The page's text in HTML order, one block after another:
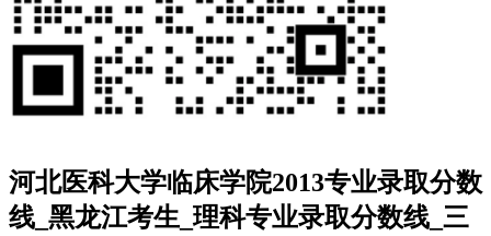
河北医科大学临床学院2013专业录取分数
线_黑龙江考生_理科专业录取分数线_三